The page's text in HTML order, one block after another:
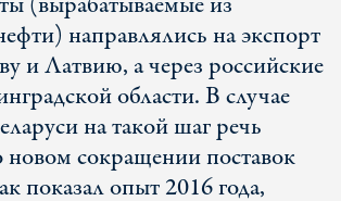
направлялись на экспорт
и Латвию, а через российские
области. В случае
на такой шаг речь
сокращении поставок
показал опыт 2016 года,